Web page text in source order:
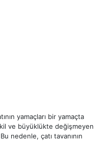
yamaçları bir yamaçta
ve büyüklükte değişmeyen
nedenle, çatı tavanının